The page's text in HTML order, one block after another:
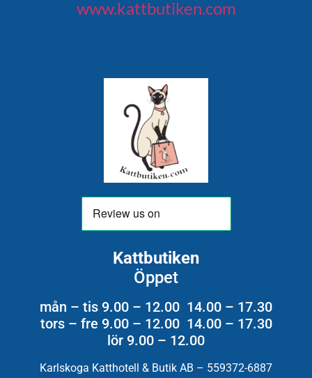
www.kattbutiken.com
Kattbutiken
Öppet
mån – tis 9.00 – 12.00 14.00 – 17.30
tors – fre 9.00 – 12.00 14.00 – 17.30
lör 9.00 – 12.00
Karlskoga Katthotell & Butik AB – 559372-6887